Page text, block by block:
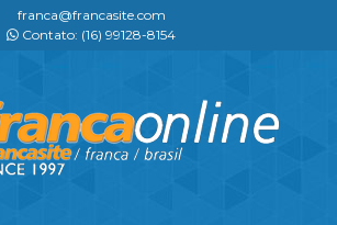
franca@francasite.com
Contato: (16) 99128-8154